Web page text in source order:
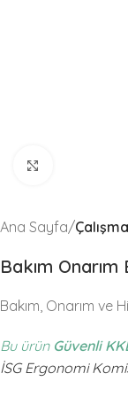
Ana Sayfa
Bakım Onarım
Bakım, Onarım ve
Bu ürün Güvenli
İSG Ergonomi